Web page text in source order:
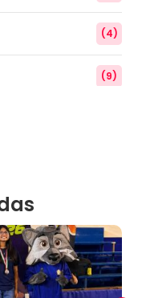
(4)
(9)
(3)
y Deportivo (28)